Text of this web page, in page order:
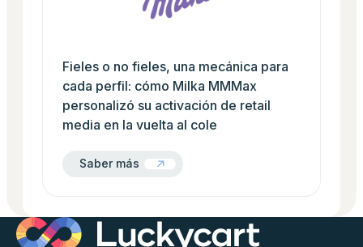
Fieles o no fieles, una mecánica para
cada perfil: cómo Milka MMMax
personalizó su activación de retail
media en la vuelta al cole
Saber más
Saber más